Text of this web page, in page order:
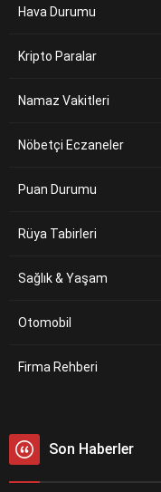
Hava Durumu
Kripto Paralar
Namaz Vakitleri
Nöbetçi Eczaneler
Puan Durumu
Rüya Tabirleri
Sağlık & Yaşam
Otomobil
Firma Rehberi
Son Haberler